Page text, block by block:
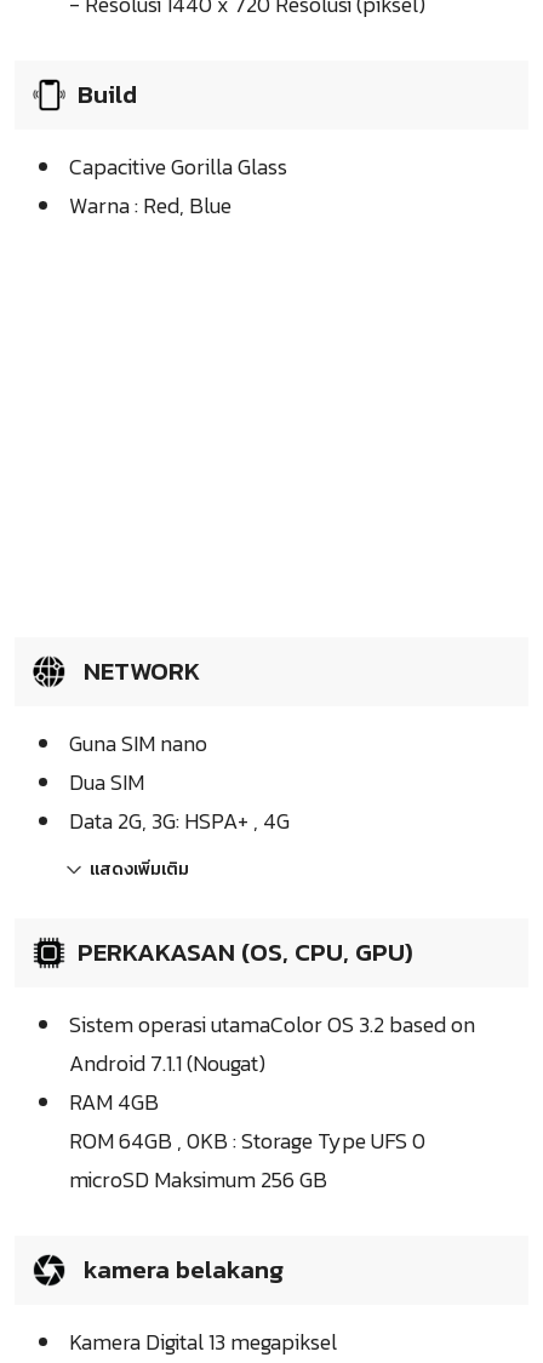
Build
Capacitive Gorilla Glass
Warna : Red, Blue
NETWORK
Guna SIM nano
Dua SIM
Data 2G, 3G: HSPA+ , 4G
แสดงเพิ่มเติม
PERKAKASAN (OS, CPU, GPU)
Sistem operasi utamaColor OS 3.2 based on
Android 7.1.1 (Nougat)
RAM 4GB
ROM 64GB , 0KB : Storage Type UFS 0
microSD Maksimum 256 GB
kamera belakang
Kamera Digital 13 megapiksel